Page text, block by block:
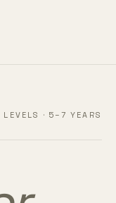
· 5–7 YEARS